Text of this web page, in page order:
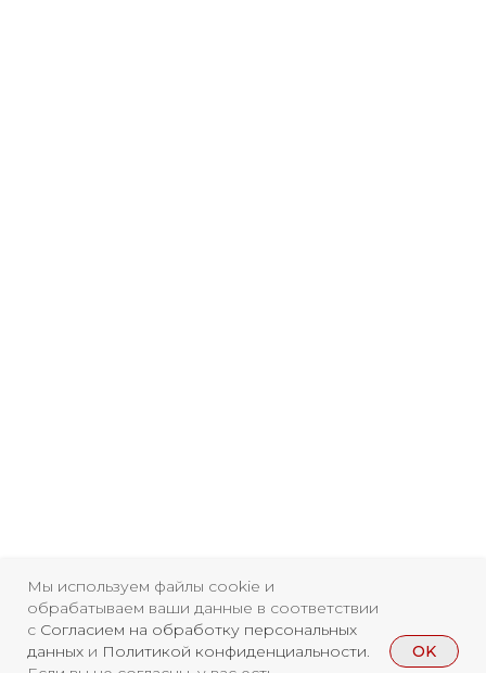
Мы используем файлы cookie и
обрабатываем ваши данные в соответствии
с Согласием на обработку персональных
данных и Политикой конфиденциальности.
OK
ISSN 3033-9081